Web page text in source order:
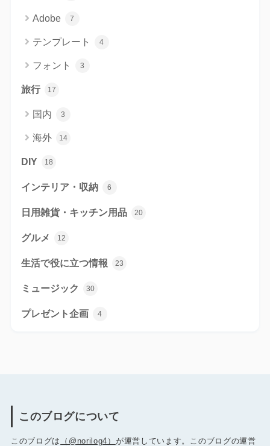
Adobe 7
テンプレート 4
フォント 3
旅行 17
国内 3
海外 14
DIY 18
インテリア・収納 6
日用雑貨・キッチン用品 20
グルメ 12
生活で役に立つ情報 23
ミュージック 30
プレゼント企画 4
このブログについて
このブログは （@norilog4） が運営しています。このブログの運営